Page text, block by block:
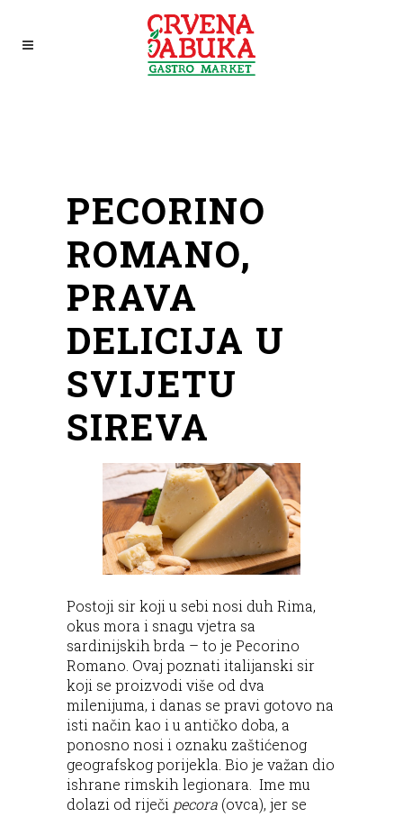
PECORINO
ROMANO,
PRAVA
DELICIJA U
SVIJETU
SIREVA
Postoji sir koji u sebi nosi duh Rima,
okus mora i snagu vjetra sa
sardinijskih brda – to je Pecorino
Romano. Ovaj poznati italijanski sir
koji se proizvodi više od dva
milenijuma, i danas se pravi gotovo na
isti način kao i u antičko doba, a
ponosno nosi i oznaku zaštićenog
geografskog porijekla. Bio je važan dio
ishrane rimskih legionara. Ime mu
dolazi od riječi pecora (ovca), jer se